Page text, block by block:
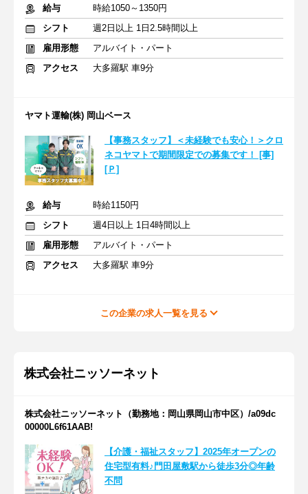
給与
時給1050～1350円
シフト
週2日以上 1日2.5時間以上
雇用形態
アルバイト・パート
アクセス
大多羅駅 車9分
ヤマト運輸(株) 岡山ベース
【事務スタッフ】＜未経験でも安心！＞クロ
ネコヤマトで期間限定での募集です！ [事]
[Ｐ]
給与
時給1150円
シフト
週4日以上 1日4時間以上
雇用形態
アルバイト・パート
アクセス
大多羅駅 車9分
この企業の求人一覧を見る
株式会社ニッソーネット
株式会社ニッソーネット（勤務地：岡山県岡山市中区）/a09dc
00000L6f61AAB!
【介護・福祉スタッフ】2025年オープンの
住宅型有料♪門田屋敷駅から徒歩3分◎年齢
不問